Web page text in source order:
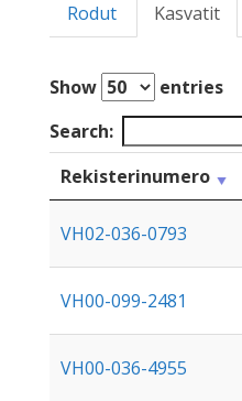
Rodut Kasvatit
Show
entries
Search:
Rekisterinumero
VH02-036-0793
VH00-099-2481
VH00-036-4955